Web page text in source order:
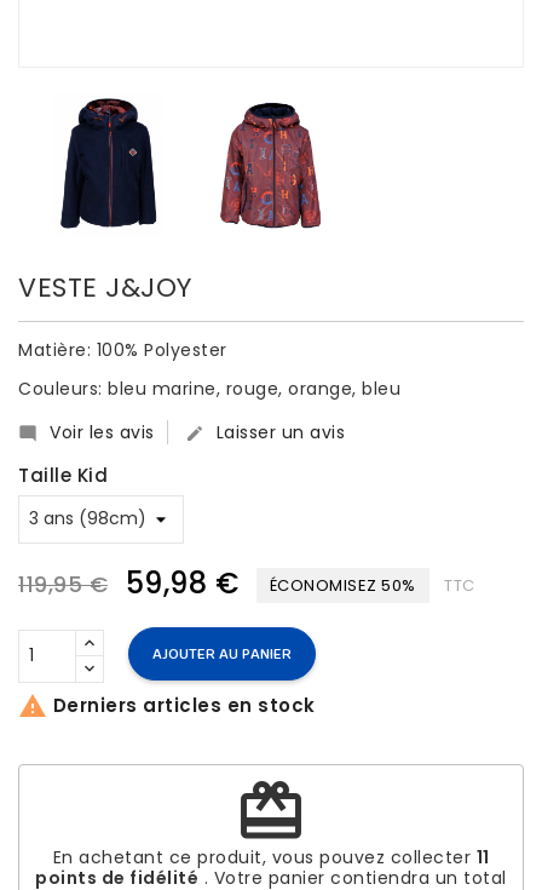
VESTE J&JOY
Matière: 100% Polyester
Couleurs: bleu marine, rouge, orange, bleu
 Voir les avis  Laisser un avis
Taille Kid
119,95 € 59,98 € ÉCONOMISEZ 50% TTC
AJOUTER AU PANIER
 Derniers articles en stock
redeem
En achetant ce produit, vous pouvez collecter 11
points de fidélité . Votre panier contiendra un total